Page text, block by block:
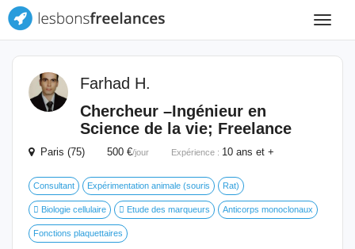
Toggle
Farhad H.
Chercheur –Ingénieur en
Science de la vie; Freelance
Paris (75) 500 €/jour Expérience : 10 ans et +
Consultant Expérimentation animale (souris Rat)
 Biologie cellulaire  Etude des marqueurs Anticorps monoclonaux
Fonctions plaquettaires